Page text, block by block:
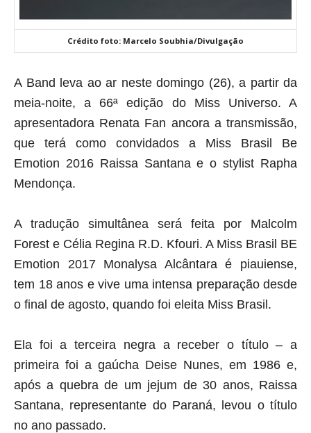
Crédito foto: Marcelo Soubhia/Divulgação
A Band leva ao ar neste domingo (26), a partir da
meia-noite, a 66ª edição do Miss Universo. A
apresentadora Renata Fan ancora a transmissão,
que terá como convidados a Miss Brasil Be
Emotion 2016 Raissa Santana e o stylist Rapha
Mendonça.
A tradução simultânea será feita por Malcolm
Forest e Célia Regina R.D. Kfouri. A Miss Brasil BE
Emotion 2017 Monalysa Alcântara é piauiense,
tem 18 anos e vive uma intensa preparação desde
o final de agosto, quando foi eleita Miss Brasil.
Ela foi a terceira negra a receber o título – a
primeira foi a gaúcha Deise Nunes, em 1986 e,
após a quebra de um jejum de 30 anos, Raissa
Santana, representante do Paraná, levou o título
no ano passado.